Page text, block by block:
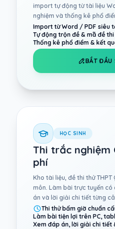
import tự động từ tài liệu
nghiệm và thống kê phổ
Import từ Word / PDF siêu
Tự động trộn đề & mã đề thi
Thống kê phổ điểm & kết
BẮT ĐẦU
HỌC SINH
Thi trắc nghiệm
phí
Kho tài liệu, đề thi thử
môn. Làm bài trực tuyến có
án và lời giải chi tiết từng
Thi thử bấm giờ chuẩn
Làm bài tiện lợi trên PC,
Xem đáp án, lời giải chi tiết